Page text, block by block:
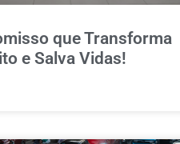
que Transforma
e Salva Vidas!